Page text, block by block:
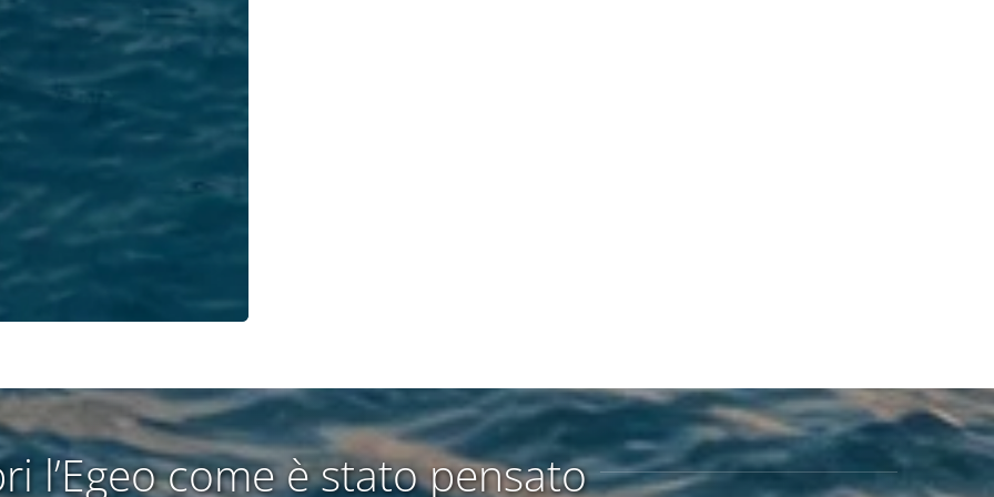
l’Egeo come è stato pensato